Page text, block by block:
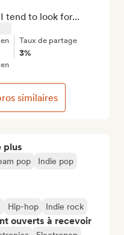
plus
pop
Indie pop
Hip-hop Indie rock
ouverts à recevoir
tend to look for...
Taux de partage
3%
similaires